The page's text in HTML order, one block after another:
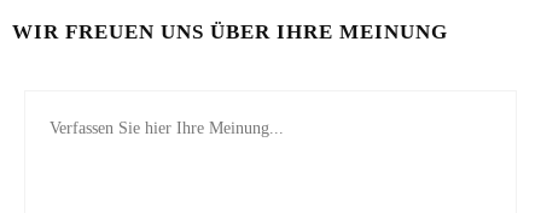
WIR FREUEN UNS ÜBER IHRE MEINUNG